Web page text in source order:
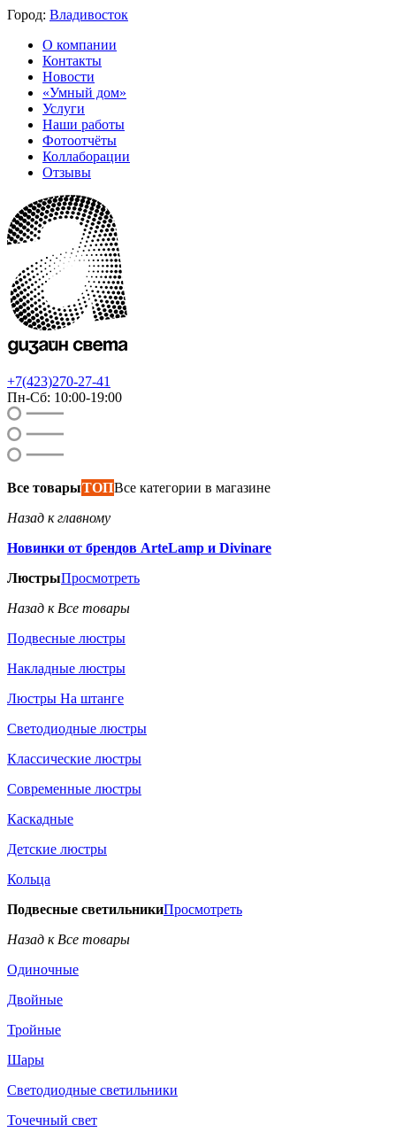
Город: Владивосток
О компании
Контакты
Новости
«Умный дом»
Услуги
Наши работы
Фотоотчёты
Коллаборации
Отзывы
+7(423)270-27-41
Пн-Сб: 10:00-19:00
Все товарыТОПВсе категории в магазине
Назад к главному
Новинки от брендов ArteLamp и Divinare
ЛюстрыПросмотреть
Назад к Все товары
Подвесные люстры
Накладные люстры
Люстры На штанге
Светодиодные люстры
Классические люстры
Современные люстры
Каскадные
Детские люстры
Кольца
Подвесные светильникиПросмотреть
Назад к Все товары
Одиночные
Двойные
Тройные
Шары
Светодиодные светильники
Точечный свет